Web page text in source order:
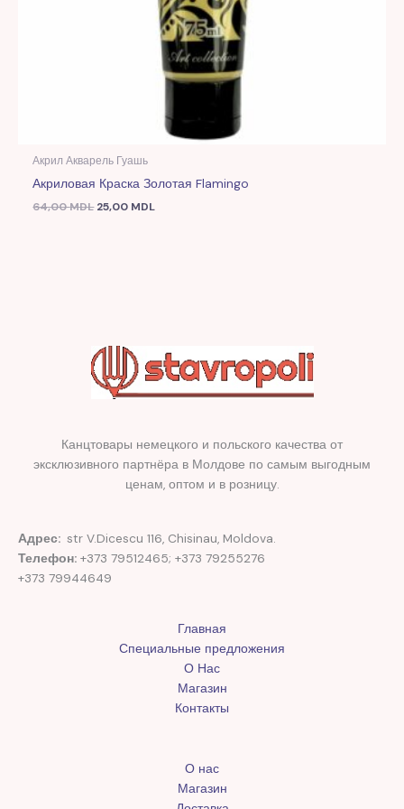
Акрил Акварель Гуашь
Акриловая Краска Золотая Flamingo
64,00MDL 25,00 MDL
Канцтовары немецкого и польского качества от
эксклюзивного партнёра в Молдове по самым выгодным
ценам, оптом и в розницу.
Адрес: str V.Dicescu 116, Chisinau, Moldova.
Телефон: +373 79512465; +373 79255276
+373 79944649
Главная
Специальные предложения
О Нас
Магазин
Контакты
О нас
Магазин